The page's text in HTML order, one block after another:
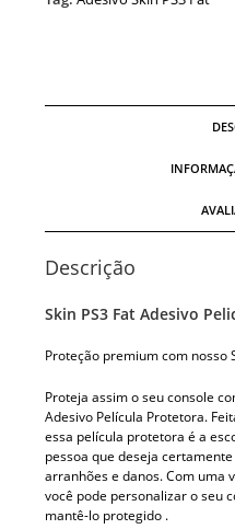
Descrição
Skin PS3 Fat Adesivo
Proteção premium com nosso
Proteja assim o seu console
Adesivo Película Protetora.
essa película protetora é a
pessoa que deseja
arranhões e danos. Com uma
você pode personalizar o seu
mantê-lo protegido .